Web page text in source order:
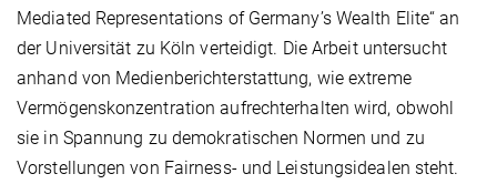
Mediated Representations of Germany’s Wealth Elite“ an
der Universität zu Köln verteidigt. Die Arbeit untersucht
anhand von Medienberichterstattung, wie extreme
Vermögenskonzentration aufrechterhalten wird, obwohl
sie in Spannung zu demokratischen Normen und zu
Vorstellungen von Fairness- und Leistungsidealen steht.